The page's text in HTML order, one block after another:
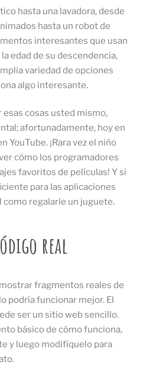
hasta una lavadora, desde
hasta un robot de
interesantes que usan
edad de su descendencia,
variedad de opciones
algo interesante.
esas cosas usted mismo,
afortunadamente, hoy en
YouTube. ¡Rara vez el niño
cómo los programadores
favoritos de películas! Y si
para las aplicaciones
como regalarle un juguete.
real
fragmentos reales de
podría funcionar mejor. El
ser un sitio web sencillo.
básico de cómo funciona,
y luego modifíquelo para